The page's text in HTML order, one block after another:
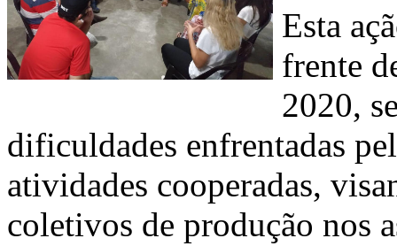
Esta
frente
2020,
dificuldades enfrentadas
atividades cooperadas,
coletivos de produção nos